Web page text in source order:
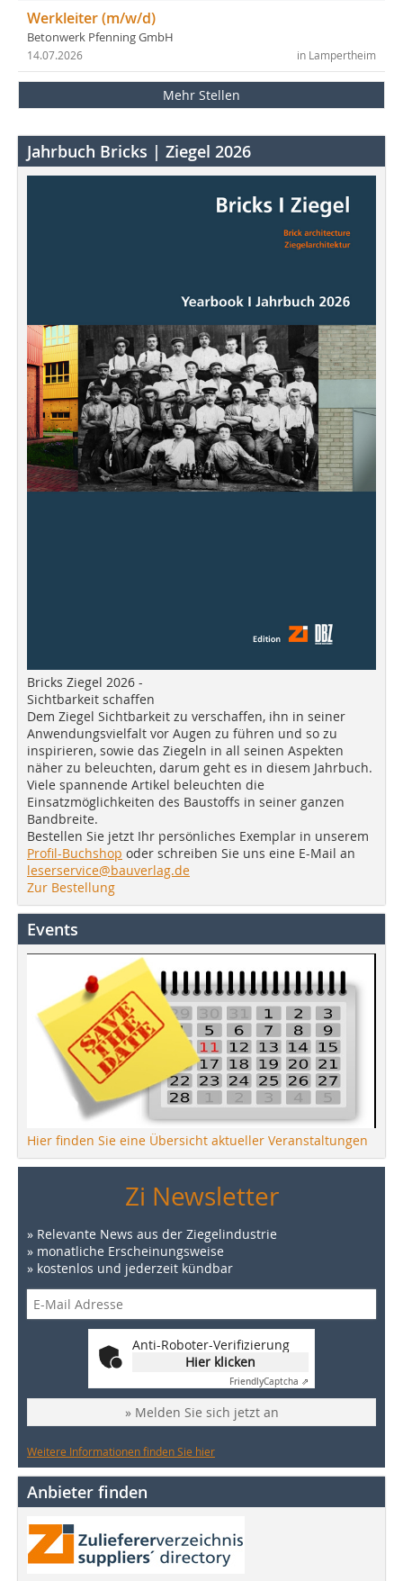
Werkleiter (m/w/d)
Betonwerk Pfenning GmbH
in Lampertheim
14.07.2026
Mehr Stellen
Jahrbuch Bricks | Ziegel 2026
Bricks Ziegel 2026 -
Sichtbarkeit schaffen
Dem Ziegel Sichtbarkeit zu verschaffen, ihn in seiner
Anwendungsvielfalt vor Augen zu führen und so zu
inspirieren, sowie das Ziegeln in all seinen Aspekten
näher zu beleuchten, darum geht es in diesem Jahrbuch.
Viele spannende Artikel beleuchten die
Einsatzmöglichkeiten des Baustoffs in seiner ganzen
Bandbreite.
Bestellen Sie jetzt Ihr persönliches Exemplar in unserem
Profil-Buchshop oder schreiben Sie uns eine E-Mail an
leserservice@bauverlag.de
Zur Bestellung
Events
Hier finden Sie eine Übersicht aktueller Veranstaltungen
Zi Newsletter
» Relevante News aus der Ziegelindustrie
» monatliche Erscheinungsweise
» kostenlos und jederzeit kündbar
Anti-Roboter-Verifizierung
Hier klicken
FriendlyCaptcha ⇗
» Melden Sie sich jetzt an
Weitere Informationen finden Sie hier
Anbieter finden